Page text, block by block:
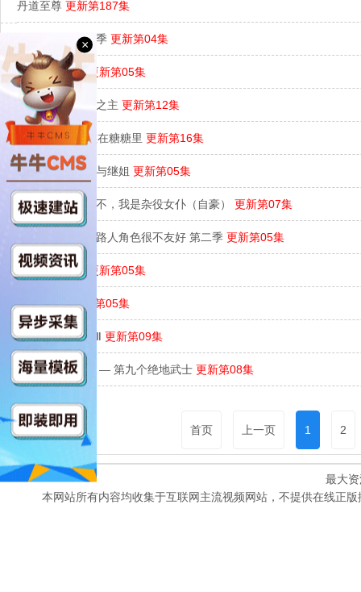
丹道至尊 更新第187集
是王者啊？第六季 更新第04集
东大高武学院更新第05集
从乱葬岗到幽冥之主 更新第12集
Candy Caries蛀在糖糖里 更新第16集
不虐待我的继母与继姐 更新第05集
女主角？圣女？不，我是杂役女仆（自豪） 更新第07集
乙女游戏世界对路人角色很不友好 第二季 更新第05集
澈底对你成瘾 更新第05集
幼女战记2更新第05集
斩神之凡尘神域Ⅱ 更新第09集
星球大战：幻境 — 第九个绝地武士 更新第08集
首页 上一页 1 2
最大
本网站所有内容均收集于互联网主流视频网站，不提供在线正
×